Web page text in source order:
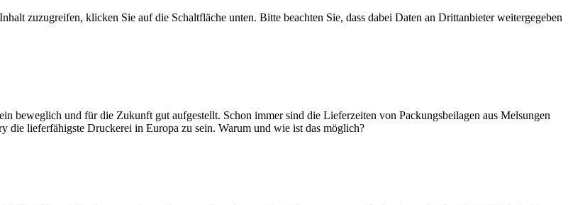
zuzugreifen, klicken Sie auf die Schaltfläche unten. Bitte beachten Sie, dass dabei Daten an Drittanbieter weitergegeben
beweglich und für die Zukunft gut aufgestellt. Schon immer sind die Lieferzeiten von Packungsbeilagen aus Melsungen
die lieferfähigste Druckerei in Europa zu sein. Warum und wie ist das möglich?